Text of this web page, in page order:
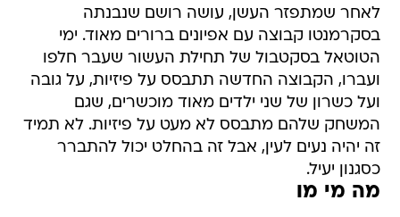
הטוטאל בסקטבול של תחילת העשור שעבר חלפו
ועברו, הקבוצה החדשה תתבסס על פיזיות, על גובה
ועל כשרון של שני ילדים מאוד מוכשרים, שגם
המשחק שלהם מתבסס לא מעט על פיזיות. לא תמיד
זה יהיה נעים לעין, אבל זה בהחלט יכול להתברר
כסגנון יעיל.
מה מי מו